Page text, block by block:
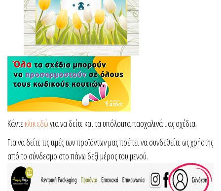
Κάντε κλικ εδώγια να δείτε και τα υπόλοιπα πασχαλινά μας σχέδια.
Για να δείτε τις τιμές των προϊόντων μας πρέπει να συνδεθείτε ως χρήστης
από το σύνδεσμο στο πάνω δεξί μέρος του μενού.